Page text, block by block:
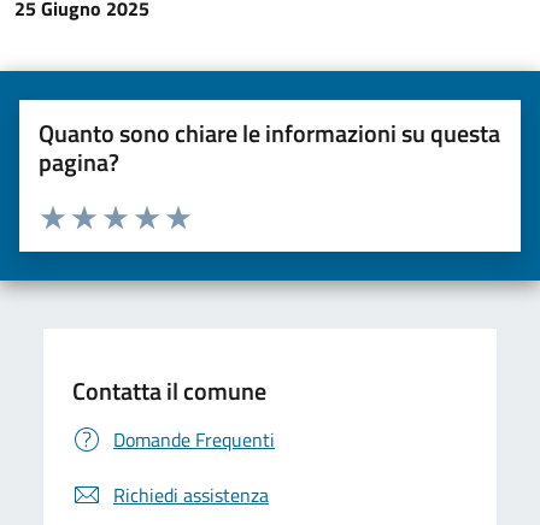
25 Giugno 2025
Quanto sono chiare le informazioni su questa
pagina?
Valuta da 1 a 5 stelle la pagina
Valuta 5 stelle su 5
Valuta 4 stelle su 5
Valuta 3 stelle su 5
Valuta 2 stelle su 5
Valuta una stella su 5
Contatta il comune
Domande Frequenti
Richiedi assistenza